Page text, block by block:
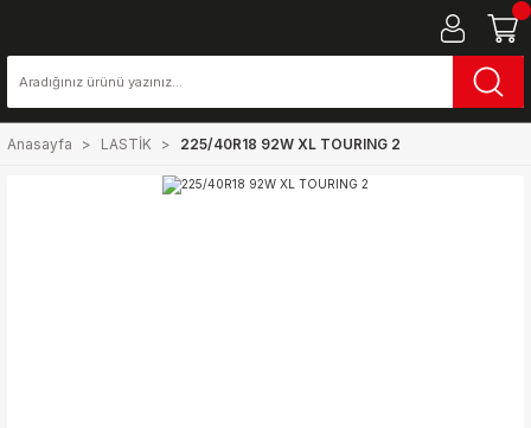
Anasayfa LASTİK 225/40R18 92W XL TOURING 2